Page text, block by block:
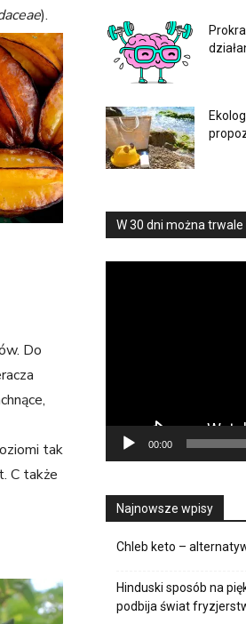
).
Do
tak
C także
W 30 dni można
00:00
Najnowsze wpisy
Chleb keto –
Hinduski sposób na
podbija świat